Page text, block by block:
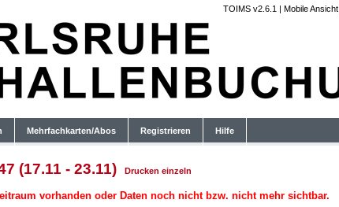
TOIMS v2.6.1 | Mobile Ansicht
Mehrfachkarten/Abos Registrieren Hilfe
(17.11 - 23.11) Drucken einzeln
vorhanden oder Daten noch nicht bzw. nicht mehr sichtbar.